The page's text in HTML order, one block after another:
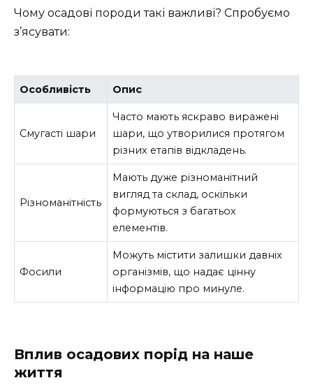
Чому осадові породи такі важливі? Спробуємо
з’ясувати:
Особливість Опис
Смугасті шари
Часто мають яскраво виражені
шари, що утворилися протягом
різних етапів відкладень.
Різноманітність
Мають дуже різноманітний
вигляд та склад, оскільки
формуються з багатьох
елементів.
Фосили
Можуть містити залишки давніх
організмів, що надає цінну
інформацію про минуле.
Вплив осадових порід на наше
життя